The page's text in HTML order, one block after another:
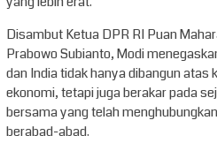
Disambut Ketua DPR RI Puan
Prabowo Subianto, Modi
dan India tidak hanya dibangun atas
ekonomi, tetapi juga berakar pada
bersama yang telah
berabad-abad.